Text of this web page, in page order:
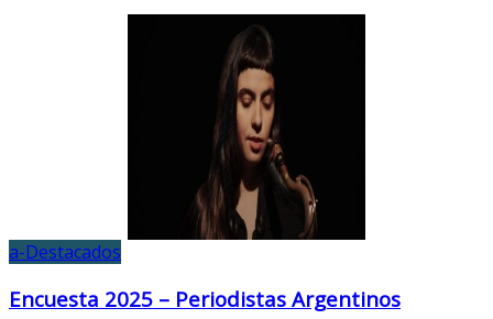
a-Destacados
Encuesta 2025 – Periodistas Argentinos